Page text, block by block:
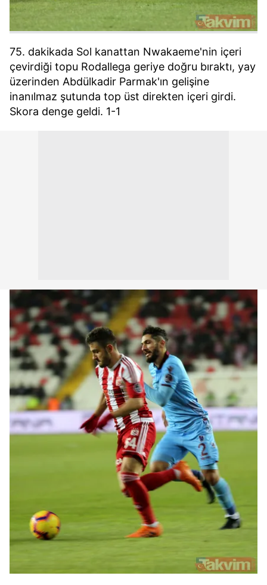
verileriniz işlenmekte olup gerekli olan çerezler bilgi
toplumu hizmetlerinin sunulması amacıyla
kılınması ve kişiselleştirilmesi ve sizlere yönelik
reklam/pazarlama faaliyetlerinin yapılması, amaçlarıyla
sınırlı olarak açık rızanız dahilinde kullanılacaktır.
Çerezlere ilişkin tercihlerinizi aşağıda yer alan panel
75. dakikada Sol kanattan Nwakaeme'nin içeri
çevirdiği topu Rodallega geriye doğru bıraktı, yay
üzerinden Abdülkadir Parmak'ın gelişine
inanılmaz şutunda top üst direkten içeri girdi.
Skora denge geldi. 1-1